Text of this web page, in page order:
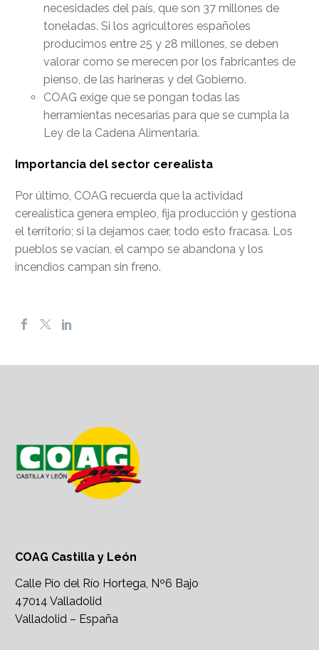
necesidades del país, que son 37 millones de
toneladas. Si los agricultores españoles
producimos entre 25 y 28 millones, se deben
valorar como se merecen por los fabricantes de
pienso, de las harineras y del Gobierno.
COAG exige que se pongan todas las
herramientas necesarias para que se cumpla la
Ley de la Cadena Alimentaria.
Importancia del sector cerealista
Por último, COAG recuerda que la actividad
cerealística genera empleo, fija producción y gestiona
el territorio; si la dejamos caer, todo esto fracasa. Los
pueblos se vacían, el campo se abandona y los
incendios campan sin freno.
COAG Castilla y León
Calle Pío del Río Hortega, Nº6 Bajo
47014 Valladolid
Valladolid – España